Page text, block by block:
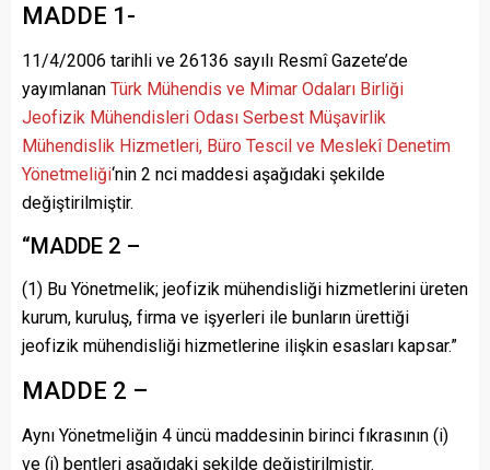
MADDE 1-
11/4/2006 tarihli ve 26136 sayılı Resmî Gazete’de
yayımlanan Türk Mühendis ve Mimar Odaları Birliği
Jeofizik Mühendisleri Odası Serbest Müşavirlik
Mühendislik Hizmetleri, Büro Tescil ve Meslekî Denetim
Yönetmeliği‘nin 2 nci maddesi aşağıdaki şekilde
değiştirilmiştir.
“MADDE 2 –
(1) Bu Yönetmelik; jeofizik mühendisliği hizmetlerini üreten
kurum, kuruluş, firma ve işyerleri ile bunların ürettiği
jeofizik mühendisliği hizmetlerine ilişkin esasları kapsar.”
MADDE 2 –
Aynı Yönetmeliğin 4 üncü maddesinin birinci fıkrasının (i)
ve (j) bentleri aşağıdaki şekilde değiştirilmiştir.